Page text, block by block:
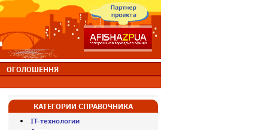
ОГОЛОШЕННЯ
КАТЕГОРИИ СПРАВОЧНИКА
IT-технологии